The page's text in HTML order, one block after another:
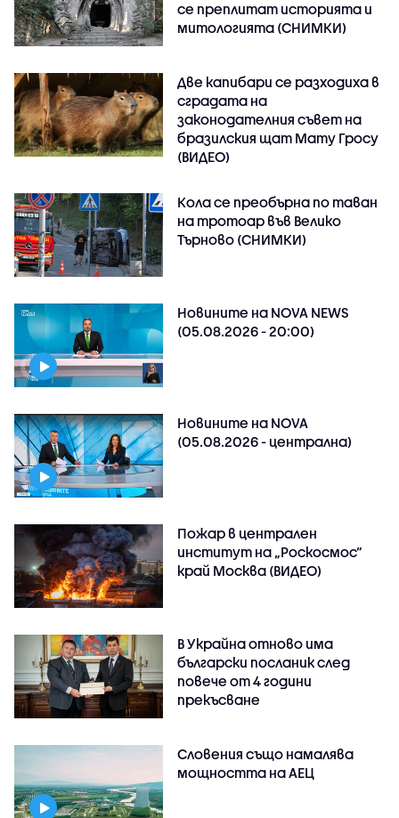
се преплитат историята и
митологията (СНИМКИ)
Две капибари се разходиха в
сградата на
законодателния съвет на
бразилския щат Мату Гросу
(ВИДЕО)
Кола се преобърна по таван
на тротоар във Велико
Търново (СНИМКИ)
Новините на NOVA NEWS
(05.08.2026 - 20:00)
Новините на NOVA
(05.08.2026 - централна)
Пожар в централен
институт на „Роскосмос“
край Москва (ВИДЕО)
В Украйна отново има
български посланик след
повече от 4 години
прекъсване
Словения също намалява
мощността на АЕЦ